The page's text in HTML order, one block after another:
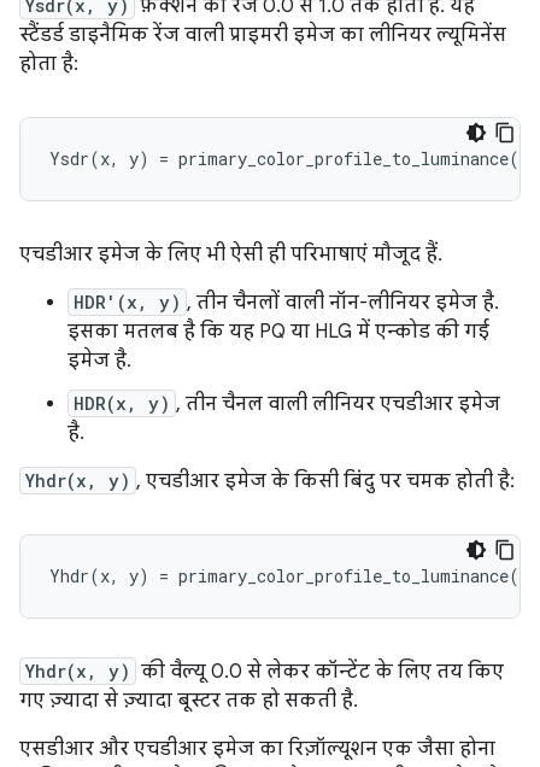
Ysdr(x, y) फ़ंक्शन की रेंज 0.0 से 1.0 तक होती है. यह
स्टैंडर्ड डाइनैमिक रेंज वाली प्राइमरी इमेज का लीनियर ल्यूमिनेंस
होता है:
एचडीआर इमेज के लिए भी ऐसी ही परिभाषाएं मौजूद हैं.
HDR'(x, y) , तीन चैनलों वाली नॉन-लीनियर इमेज है.
इसका मतलब है कि यह PQ या HLG में एन्कोड की गई
इमेज है.
HDR(x, y) , तीन चैनल वाली लीनियर एचडीआर इमेज
है.
Yhdr(x, y) , एचडीआर इमेज के किसी बिंदु पर चमक होती है:
Yhdr(x, y) की वैल्यू 0.0 से लेकर कॉन्टेंट के लिए तय किए
गए ज़्यादा से ज़्यादा बूस्टर तक हो सकती है.
एसडीआर और एचडीआर इमेज का रिज़ॉल्यूशन एक जैसा होना